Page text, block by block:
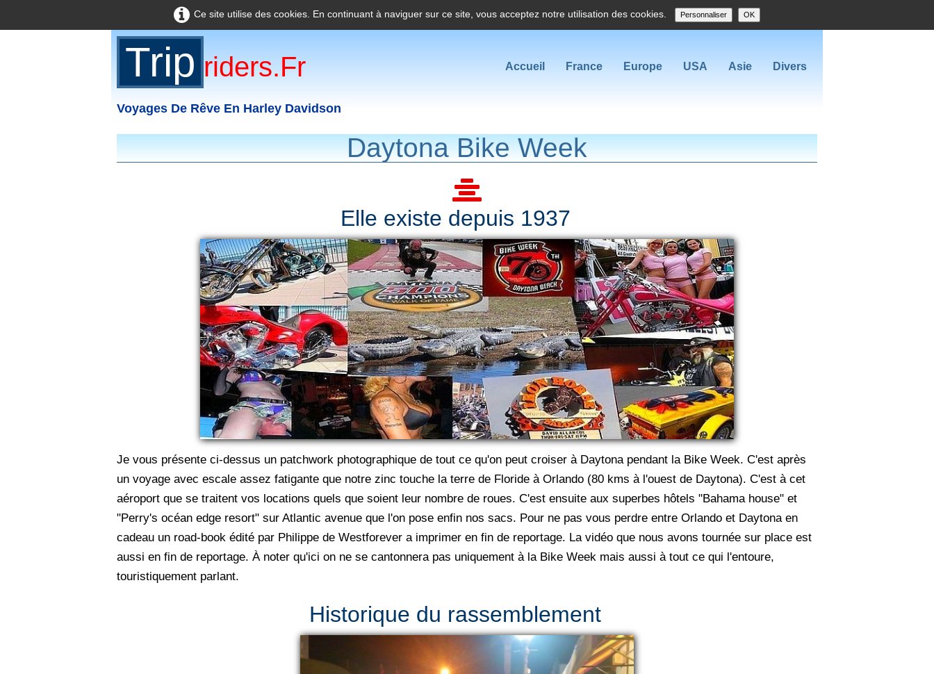
Ce site utilise des cookies. En continuant à naviguer sur ce site, vous acceptez notre utilisation des cookies. Personnaliser OK
Trip Riders.fr
Voyages De Rêve En Harley Davidson
Accueil France Europe USA Asie Divers
Daytona Bike Week
Elle existe depuis 1937
Je vous présente ci-dessus un patchwork photographique de tout ce qu'on peut croiser à Daytona pendant la Bike Week. C'est après
un voyage avec escale assez fatigante que notre zinc touche la terre de Floride à Orlando (80 kms à l'ouest de Daytona). C'est à cet
aéroport que se traitent vos locations quels que soient leur nombre de roues. C'est ensuite aux superbes hôtels "Bahama house" et
"Perry's océan edge resort" sur Atlantic avenue que l'on pose enfin nos sacs. Pour ne pas vous perdre entre Orlando et Daytona en
cadeau un road-book édité par Philippe de Westforever a imprimer en fin de reportage. La vidéo que nous avons tournée sur place est
aussi en fin de reportage. À noter qu'ici on ne se cantonnera pas uniquement à la Bike Week mais aussi à tout ce qui l'entoure,
touristiquement parlant.
Historique du rassemblement